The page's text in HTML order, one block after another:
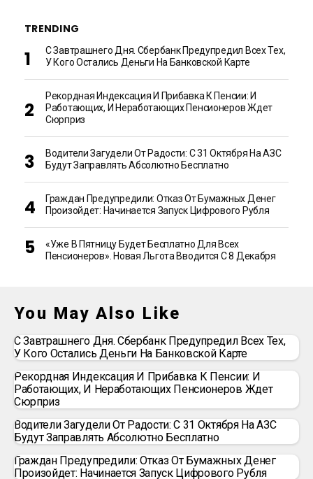
TRENDING
С Завтрашнего Дня. Сбербанк Предупредил Всех Тех,
У Кого Остались Деньги На Банковской Карте
Рекордная Индексация И Прибавка К Пенсии: И
Работающих, И Неработающих Пенсионеров Ждет
Сюрприз
Водители Загудели От Радости: С 31 Октября На АЗС
Будут Заправлять Абсолютно Бесплатно
Граждан Предупредили: Отказ От Бумажных Денег
Произойдет: Начинается Запуск Цифрового Рубля
«Уже В Пятницу Будет Бесплатно Для Всех
Пенсионеров». Новая Льгота Вводится С 8 Декабря
You May Also Like
С Завтрашнего Дня. Сбербанк Предупредил Всех Тех,
У Кого Остались Деньги На Банковской Карте
Рекордная Индексация И Прибавка К Пенсии: И
Работающих, И Неработающих Пенсионеров Ждет
Сюрприз
Водители Загудели От Радости: С 31 Октября На АЗС
Будут Заправлять Абсолютно Бесплатно
Граждан Предупредили: Отказ От Бумажных Денег
Произойдет: Начинается Запуск Цифрового Рубля